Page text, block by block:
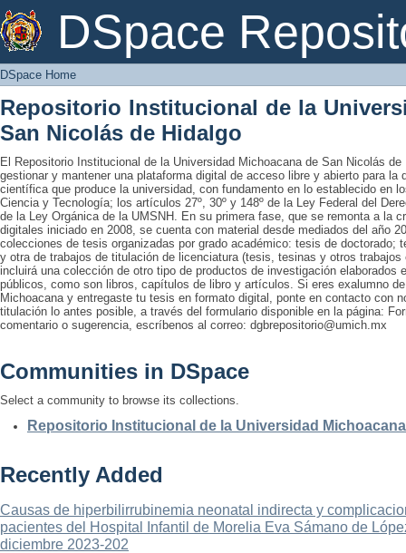
DSpace
DSpace Home
DSpace Home
Repositorio Institucional de la
San Nicolás de Hidalgo
El Repositorio Institucional de la Universidad Michoacana de San Nicolás
gestionar y mantener una plataforma digital de acceso libre y abierto para la
científica que produce la universidad, con fundamento en lo establecido en
Ciencia y Tecnología; los artículos 27º, 30º y 148º de la Ley Federal del
de la Ley Orgánica de la UMSNH. En su primera fase, que se remonta a la
digitales iniciado en 2008, se cuenta con material desde mediados del año
colecciones de tesis organizadas por grado académico: tesis de doctorado;
y otra de trabajos de titulación de licenciatura (tesis, tesinas y otros
incluirá una colección de otro tipo de productos de investigación elaborados
públicos, como son libros, capítulos de libro y artículos. Si eres exalumno
Michoacana y entregaste tu tesis en formato digital, ponte en contacto con
titulación lo antes posible, a través del formulario disponible en la página:
comentario o sugerencia, escríbenos al correo: dgbrepositorio@umich.mx
Communities in DSpace
Select a community to browse its collections.
Repositorio Institucional de la Universidad
Recently Added
Causas de hiperbilirrubinemia neonatal indirecta y
pacientes del Hospital Infantil de Morelia Eva Sámano de
diciembre 2023-202